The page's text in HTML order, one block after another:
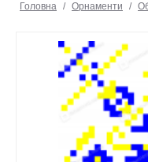
Головна / Орнаменти /